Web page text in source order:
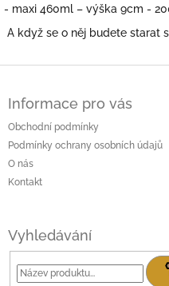
- maxi 460ml – výška 9cm -
A když se o něj budete starat
Informace pro vás
Obchodní podmínky
Podmínky ochrany osobních údajů
O nás
Kontakt
Vyhledávání